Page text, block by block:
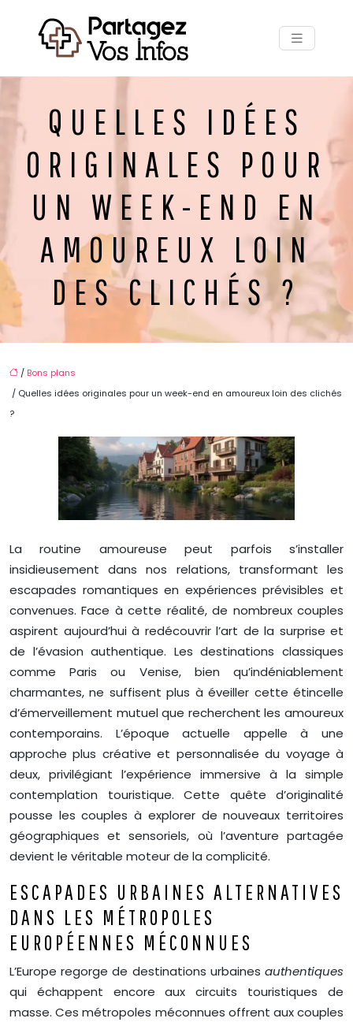
QUELLES IDÉES
ORIGINALES POUR
UN WEEK-END EN
AMOUREUX LOIN
DES CLICHÉS ?
/ Bons plans
/ Quelles idées originales pour un week-end en amoureux loin des clichés
?
La routine amoureuse peut parfois s’installer
insidieusement dans nos relations, transformant les
escapades romantiques en expériences prévisibles et
convenues. Face à cette réalité, de nombreux couples
aspirent aujourd’hui à redécouvrir l’art de la surprise et
de l’évasion authentique. Les destinations classiques
comme Paris ou Venise, bien qu’indéniablement
charmantes, ne suffisent plus à éveiller cette étincelle
d’émerveillement mutuel que recherchent les amoureux
contemporains. L’époque actuelle appelle à une
approche plus créative et personnalisée du voyage à
deux, privilégiant l’expérience immersive à la simple
contemplation touristique. Cette quête d’originalité
pousse les couples à explorer de nouveaux territoires
géographiques et sensoriels, où l’aventure partagée
devient le véritable moteur de la complicité.
ESCAPADES URBAINES ALTERNATIVES
DANS LES MÉTROPOLES
EUROPÉENNES MÉCONNUES
L’Europe regorge de destinations urbaines authentiques
qui échappent encore aux circuits touristiques de
masse. Ces métropoles méconnues offrent aux couples